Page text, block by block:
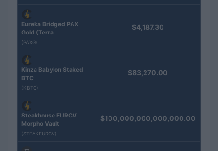
Eureka Bridged PAX
Gold (Terra
(PAXG)
$4,187.30
Kinza Babylon Staked
BTC
(KBTC)
$83,270.00
Steakhouse EURCV
Morpho Vault
(STEAKEURCV)
$100,000,000,000,000.00